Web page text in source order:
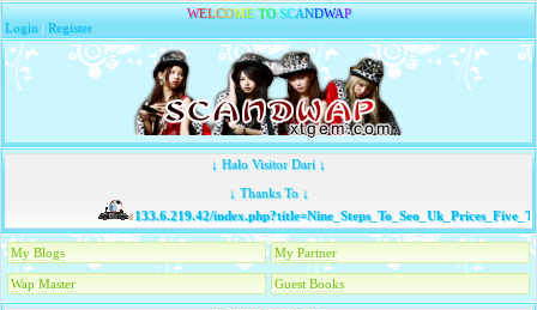
WELCOME TO SCANDWAP
Login |Register
↓ Halo Visitor Dari ↓
↓ Thanks To ↓
133.6.219.42/
My Blogs My Partner
Wap Master Guest Books